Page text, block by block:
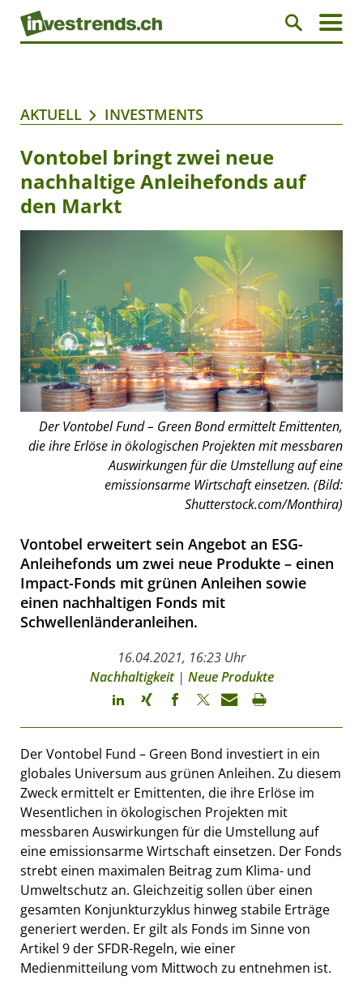
AKTUELL INVESTMENTS
Vontobel bringt zwei neue
nachhaltige Anleihefonds auf
den Markt
Der Vontobel Fund – Green Bond ermittelt Emittenten,
die ihre Erlöse in ökologischen Projekten mit messbaren
Auswirkungen für die Umstellung auf eine
emissionsarme Wirtschaft einsetzen. (Bild:
Shutterstock.com/Monthira)
Vontobel erweitert sein Angebot an ESG-
Anleihefonds um zwei neue Produkte – einen
Impact-Fonds mit grünen Anleihen sowie
einen nachhaltigen Fonds mit
Schwellenländeranleihen.
16.04.2021, 16:23 Uhr
Nachhaltigkeit| Neue Produkte
Der Vontobel Fund – Green Bond investiert in ein
globales Universum aus grünen Anleihen. Zu diesem
Zweck ermittelt er Emittenten, die ihre Erlöse im
Wesentlichen in ökologischen Projekten mit
messbaren Auswirkungen für die Umstellung auf
eine emissionsarme Wirtschaft einsetzen. Der Fonds
strebt einen maximalen Beitrag zum Klima- und
Umweltschutz an. Gleichzeitig sollen über einen
gesamten Konjunkturzyklus hinweg stabile Erträge
generiert werden. Er gilt als Fonds im Sinne von
Artikel 9 der SFDR-Regeln, wie einer
Medienmitteilung vom Mittwoch zu entnehmen ist.